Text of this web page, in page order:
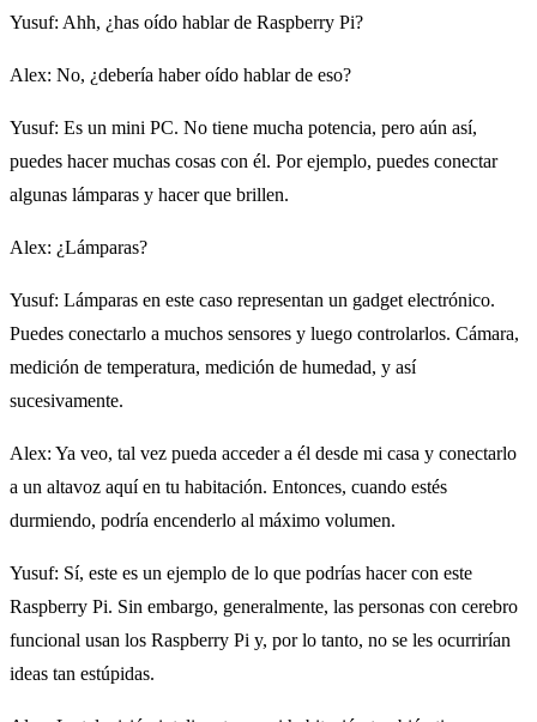
Yusuf: Ahh, ¿has oído hablar de Raspberry Pi?
Alex: No, ¿debería haber oído hablar de eso?
Yusuf: Es un mini PC. No tiene mucha potencia, pero aún así,
puedes hacer muchas cosas con él. Por ejemplo, puedes conectar
algunas lámparas y hacer que brillen.
Alex: ¿Lámparas?
Yusuf: Lámparas en este caso representan un gadget electrónico.
Puedes conectarlo a muchos sensores y luego controlarlos. Cámara,
medición de temperatura, medición de humedad, y así
sucesivamente.
Alex: Ya veo, tal vez pueda acceder a él desde mi casa y conectarlo
a un altavoz aquí en tu habitación. Entonces, cuando estés
durmiendo, podría encenderlo al máximo volumen.
Yusuf: Sí, este es un ejemplo de lo que podrías hacer con este
Raspberry Pi. Sin embargo, generalmente, las personas con cerebro
funcional usan los Raspberry Pi y, por lo tanto, no se les ocurrirían
ideas tan estúpidas.